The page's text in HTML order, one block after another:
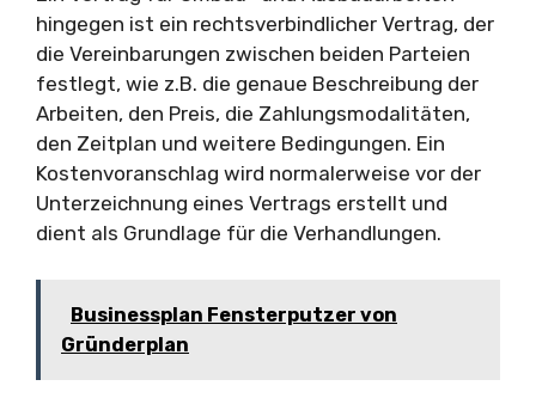
hingegen ist ein rechtsverbindlicher Vertrag, der
die Vereinbarungen zwischen beiden Parteien
festlegt, wie z.B. die genaue Beschreibung der
Arbeiten, den Preis, die Zahlungsmodalitäten,
den Zeitplan und weitere Bedingungen. Ein
Kostenvoranschlag wird normalerweise vor der
Unterzeichnung eines Vertrags erstellt und
dient als Grundlage für die Verhandlungen.
Businessplan Fensterputzer von
Gründerplan